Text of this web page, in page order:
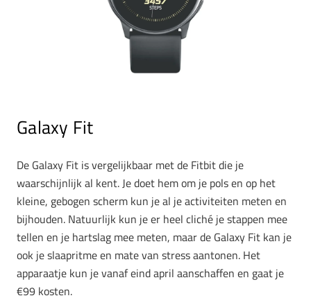
Galaxy Fit
De Galaxy Fit is vergelijkbaar met de Fitbit die je
waarschijnlijk al kent. Je doet hem om je pols en op het
kleine, gebogen scherm kun je al je activiteiten meten en
bijhouden. Natuurlijk kun je er heel cliché je stappen mee
tellen en je hartslag mee meten, maar de Galaxy Fit kan je
ook je slaapritme en mate van stress aantonen. Het
apparaatje kun je vanaf eind april aanschaffen en gaat je
€99 kosten.